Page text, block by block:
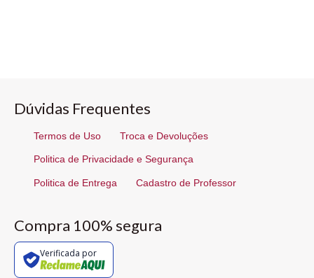
Dúvidas Frequentes
Termos de Uso Troca e Devoluções
Politica de Privacidade e Segurança
Politica de Entrega Cadastro de Professor
Compra 100% segura
Verificada por